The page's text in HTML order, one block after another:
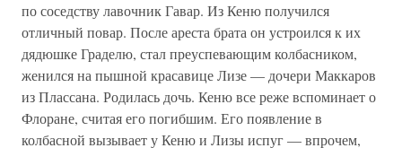
по соседству лавочник Гавар. Из Кеню получился
отличный повар. После ареста брата он устроился к их
дядюшке Граделю, стал преуспевающим колбасником,
женился на пышной красавице Лизе — дочери Маккаров
из Плассана. Родилась дочь. Кеню все реже вспоминает о
Флоране, считая его погибшим. Его появление в
колбасной вызывает у Кеню и Лизы испуг — впрочем,